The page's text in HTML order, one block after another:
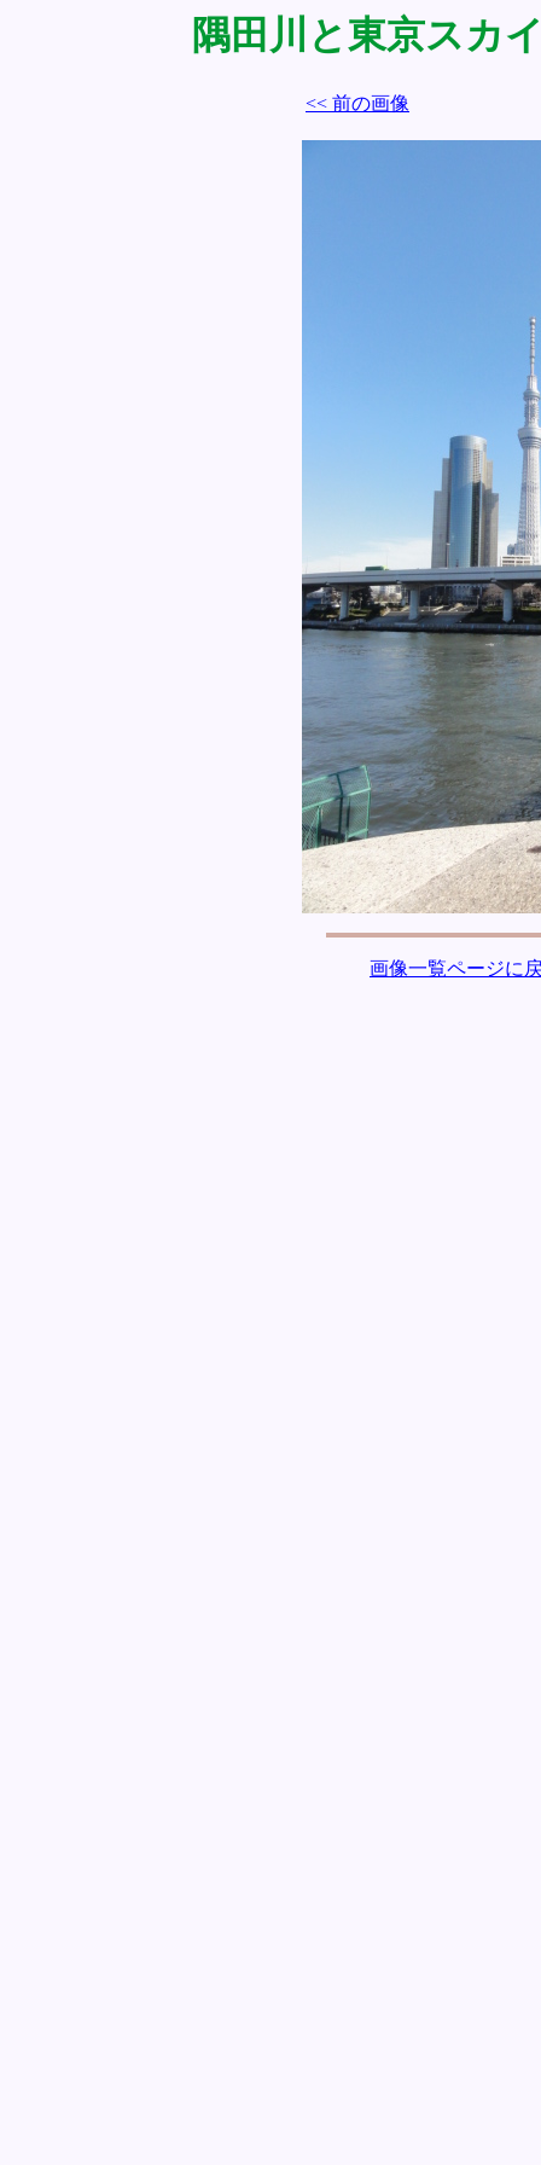
隅田川と東京スカ
<< 前の画像
画像一覧ページに